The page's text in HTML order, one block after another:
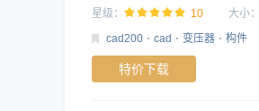
星级： 10 大小：
cad200
cad 变压器 构件
特价下载